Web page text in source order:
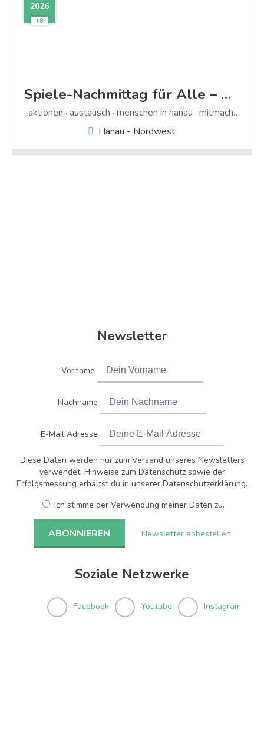
2026
+8
Spiele-Nachmittag für Alle – Macht mit!
aktionen austausch menschen in hanau mitmachen
Hanau - Nordwest
Newsletter
Vorname
Nachname
E-Mail Adresse
Diese Daten werden nur zum Versand unseres Newsletters
verwendet. Hinweise zum Datenschutz sowie der
Erfolgsmessung erhältst du in unserer Datenschutzerklärung.
Ich stimme der Verwendung meiner Daten zu.
Newsletter abbestellen
Soziale Netzwerke
Facebook Youtube Instagram